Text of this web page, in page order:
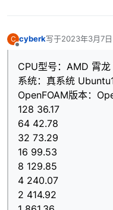
C
离线
cyberk写于2023年3月7
最后由 编辑
CPU型号：AMD 霄
系统：真系统
OpenFOAM版本：
128 36.17
64 42.78
32 73.29
16 99.53
8 129.85
4 240.07
2 414.92